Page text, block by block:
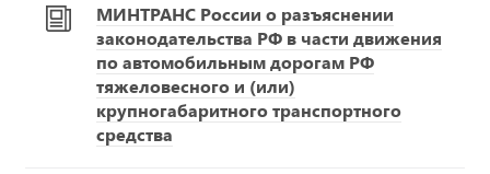
МИНТРАНС России о разъяснении
законодательства РФ в части движения
по автомобильным дорогам РФ
тяжеловесного и (или)
крупногабаритного транспортного
средства